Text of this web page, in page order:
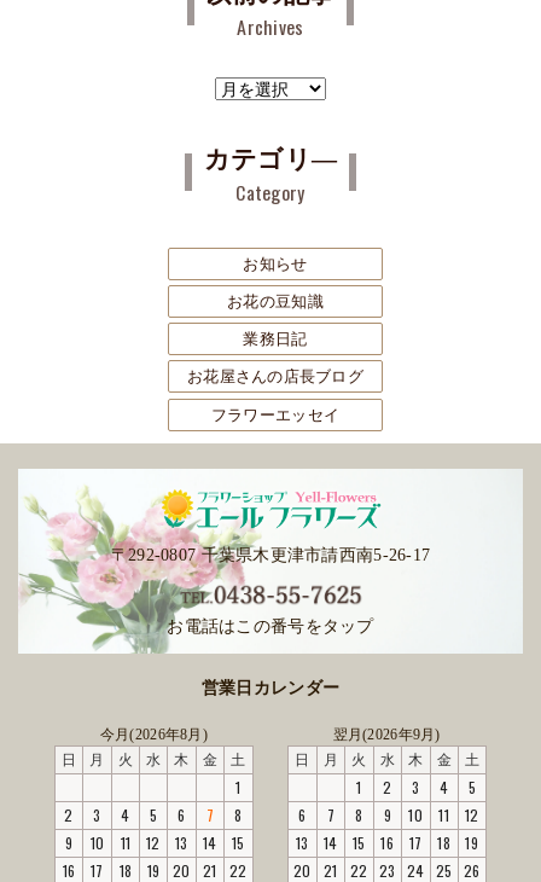
Archives
ア
イ
カテゴリ―
Category
お知らせ
お花の豆知識
業務日記
お花屋さんの店長ブログ
フラワーエッセイ
〒292-0807 千葉県木更津市請西南5-26-17
お電話はこの番号をタップ
営業日カレンダー
今月(2026年8月)
日
月 火 水 木 金 土
1
2
3 4 5 6 7
8
9
10 11 12 13 14
15
16
17 18 19 20 21 22
翌月(2026年9月)
日
月 火 水 木 金 土
1 2 3 4
5
6
7 8 9 10 11
12
13
14 15 16 17 18
19
20
21 22 23 24 25 26